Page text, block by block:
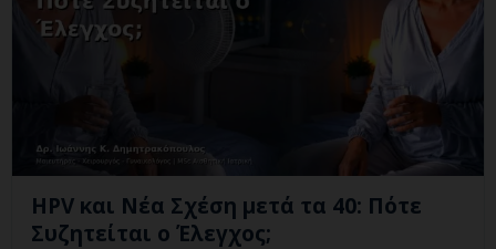
HPV και Νέα Σχέση μετά τα 40: Πότε
Συζητείται ο Έλεγχος;